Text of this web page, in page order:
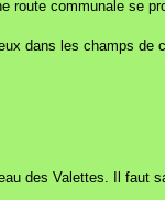
communale se
dans les champs de
des Valettes.
Il faut